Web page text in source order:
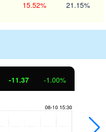
15.52% 21.15%
-11.37 -1.00%